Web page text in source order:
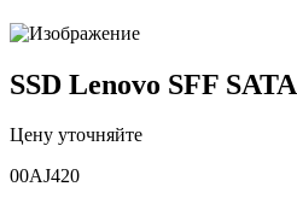
SSD Lenovo SFF SATA
Цену уточняйте
00AJ420